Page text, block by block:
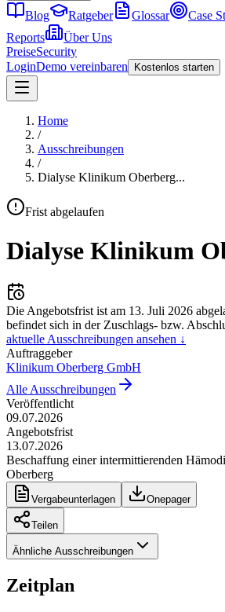
Blog Ratgeber Glossar Case
Reports
Über Uns
PreiseSecurity
LoginDemo vereinbaren Kostenlos starten
Home
/
Ausschreibungen
/
Dialyse Klinikum Oberberg...
Frist abgelaufen
Dialyse Klinikum
Die Angebotsfrist ist am 13. Juli 2026
befindet sich in der Zuschlags- bzw.
aktuelle Ausschreibungen ansehen ↓
Auftraggeber
Klinikum Oberberg GmbH
Alle Ausschreibungen
Veröffentlicht
09.07.2026
Angebotsfrist
13.07.2026
Beschaffung einer intermittierenden
Oberberg
Vergabeunterlagen Onepager
Teilen
Ähnliche Ausschreibungen
Zeitplan